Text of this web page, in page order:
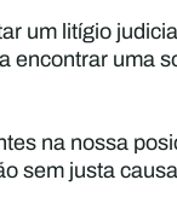
um litígio
encontrar uma
na nossa
sem justa